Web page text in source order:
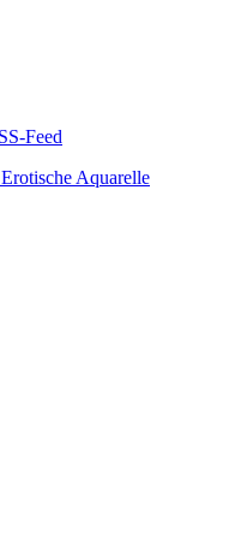
Feed
Aquarelle